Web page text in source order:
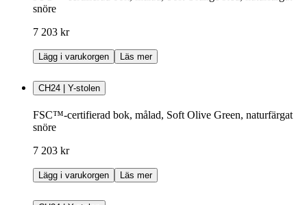
snöre
7 203 kr
Lägg i varukorgen Läs mer
CH24 | Y-stolen
FSC™-certifierad bok, målad, Soft Olive Green, naturfärgat
snöre
7 203 kr
Lägg i varukorgen Läs mer